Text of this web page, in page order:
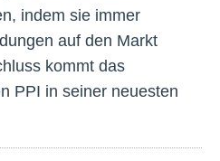
indem sie immer
auf den Markt
kommt das
PPI in seiner neuesten